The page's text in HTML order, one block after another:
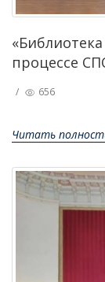
процессе
/ 656
Читать